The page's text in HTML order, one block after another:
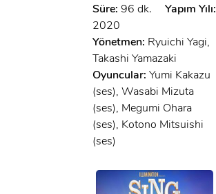
Süre: 96 dk.
Yapım Yılı:
2020
Yönetmen: Ryuichi Yagi,
Takashi Yamazaki
Oyuncular: Yumi Kakazu
(ses), Wasabi Mizuta
(ses), Megumi Ohara
(ses), Kotono Mitsuishi
(ses)